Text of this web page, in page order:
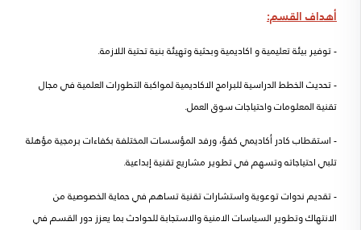
أهداف القسم:
- توفير بيئة تعليمية و اكاديمية وبحثية وتهيئة بنية تحتية اللازمة.
- تحديث الخطط الدراسية للبرامج الاكاديمية لمواكبة التطورات العلمية في مجال
تقنية المعلومات واحتياجات سوق العمل.
- استقطاب كادر أكاديمي كفؤ، ورفد المؤسسات المختلفة بكفاءات برمجية مؤهلة
تلبي احتياجاته وتسهم في تطوير مشاريع تقنية إبداعية.
- تقديم ندوات توعوية واستشارات تقنية تساهم في حماية الخصوصية من
الانتهاك وتطوير السياسات الامنية والاستجابة للحوادث بما يعزز دور القسم في